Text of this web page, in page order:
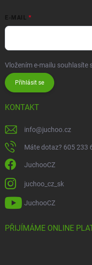
E-MAIL
Vložením e-mailu souhlasíte
Přihlásit se
KONTAKT
info@juchoo.cz
Máte dotaz? 605 233
JuchooCZ
juchoo_cz_sk
JuchooCZ
PŘIJÍMÁME ONLINE